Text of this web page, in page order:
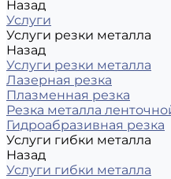
Назад
Услуги
Услуги резки металла
Назад
Услуги резки металла
Лазерная резка
Плазменная резка
Резка металла
Гидроабразивная резка
Услуги гибки металла
Назад
Услуги гибки металла